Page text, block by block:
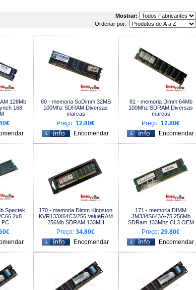
Mostrar:
Ordenar por:
128Mb
168
80 - memoria SoDimm 32MB
100Mhz SDRAM Diversas
marcas
Preço: 12.80€
81 - memoria Dimm 64Mb
100Mhz SDRAM Diversas
marcas
Preço: 12.80€
Spectek
2x8
PC
170 - memoria Dimm Kingston
KVR133X64C3/256 ValueRAM
256Mb SDRAM 133MH
Preço: 34.80€
171 - memoria DIMM
JM334S643A-75 256Mb
SDRam 133Mhz CL3 OEM
Preço: 29.80€